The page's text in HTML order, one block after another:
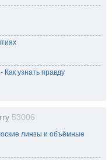
Как узнать правду
53006
линзы и объёмные